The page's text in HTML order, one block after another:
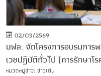
02/03/2569
มฟล. จัดโครงการอบรมการ
เวชปฏิบัติทั่วไป (การรักษาโ
หมวดหมู่ข่าว: ข่าวเด่น